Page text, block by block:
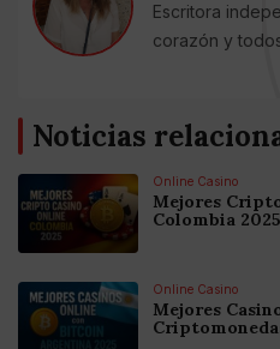
Escritora
corazón y
Noticias
Online Casino
Mejores
Colombia
Online Casino
Mejores